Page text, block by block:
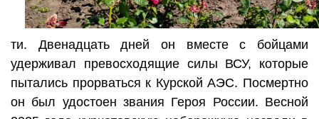
ти. Двенадцать дней он вместе с бойцами
удерживал превосходящие силы ВСУ, которые
пытались прорваться к Курской АЭС. Посмертно
он был удостоен звания Героя России. Весной